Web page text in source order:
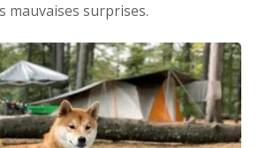
mauvaises surprises.